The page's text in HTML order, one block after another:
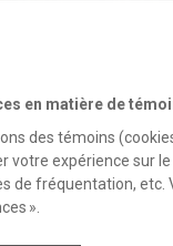
l'ISE
en matière de
des témoins
votre expérience sur
de fréquentation, etc.
».